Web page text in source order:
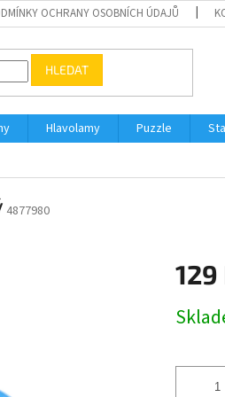
OCHRANY OSOBNÍCH ÚDAJŮ
HLEDAT
Hlavolamy Puzzle
4877980
129
cena: